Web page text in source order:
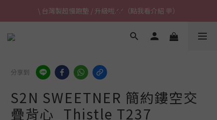
\ 台灣製超慢跑墊 / 升級啦.ᐟ.ᐟ（點我看介紹 💬）
✈ 港澳免運｜滿HK$1,239免運 (指定商品)
分享到
S2N SWEETNER 簡約鏤空交
疊背心_Thistle T237